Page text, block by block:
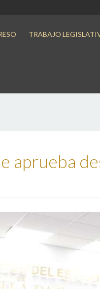
TRABAJO
aprueba